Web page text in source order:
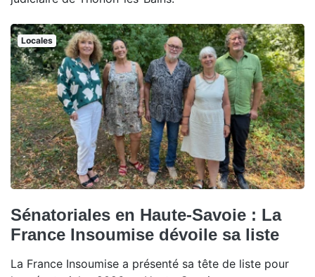
Locales
Sénatoriales en Haute-Savoie : La
France Insoumise dévoile sa liste
La France Insoumise a présenté sa tête de liste pour